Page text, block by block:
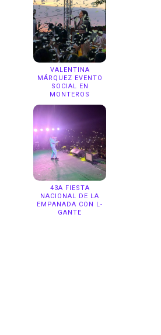
VALENTINA
MÁRQUEZ EVENTO
SOCIAL EN
MONTEROS
43A FIESTA
NACIONAL DE LA
EMPANADA CON L-
GANTE